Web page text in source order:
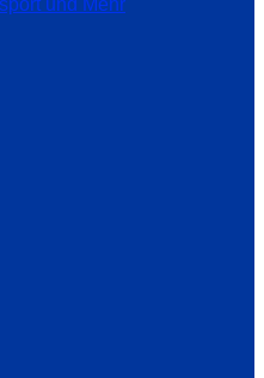
und Mehr